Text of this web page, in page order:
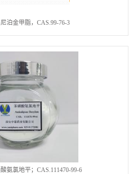
泊金甲脂，CAS.99-76-3
氨氯地平；CAS.111470-99-6